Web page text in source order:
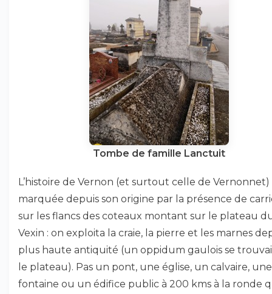
Tombe de famille Lanctuit
L’histoire de Vernon (et surtout celle de Vernonnet)
marquée depuis son origine par la présence de
sur les flancs des coteaux montant sur le plateau
Vexin : on exploita la craie, la pierre et les marnes
plus haute antiquité (un oppidum gaulois se
le plateau). Pas un pont, une église, un calvaire, une
fontaine ou un édifice public à 200 kms à la ronde